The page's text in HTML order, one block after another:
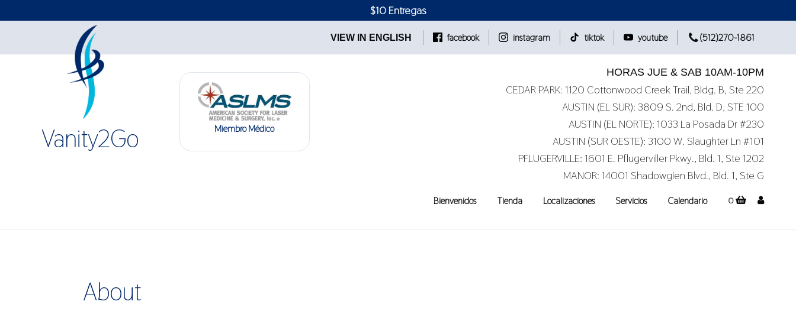
$10 Entregas
VIEW IN ENGLISH facebook instagram tiktok youtube (512)270-1861
Vanity2Go Miembro Médico
HORAS JUE & SAB 10AM-10PM
CEDAR PARK: 1120 Cottonwood Creek Trail, Bldg. B, Ste 220
AUSTIN (EL SUR): 3809 S. 2nd, Bld. D, STE 100
AUSTIN (EL NORTE): 1033 La Posada Dr #230
AUSTIN (SUR OESTE): 3100 W. Slaughter Ln #101
PFLUGERVILLE: 1601 E. Pflugerviller Pkwy., Bld. 1, Ste 1202
MANOR: 14001 Shadowglen Blvd., Bld. 1, Ste G
Bienvenidos Tienda Localizaciones Servicios Calendario 0
About